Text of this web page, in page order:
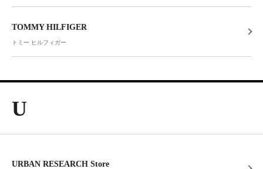
TOMMY HILFIGER
トミー ヒルフィガー
U
URBAN RESEARCH Store